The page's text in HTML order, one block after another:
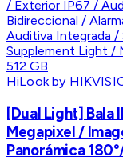
HiLook by
[Dual Light] Bala
Megapixel /
Panorámica